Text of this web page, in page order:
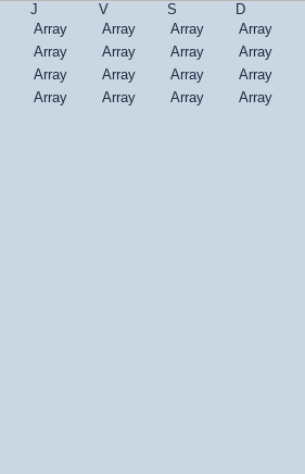
J V S
D
Array Array Array
Array
Array Array Array
Array
Array Array Array
Array
Array Array Array
Array